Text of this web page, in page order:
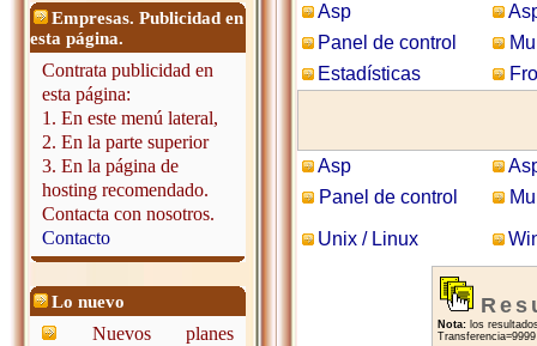
Empresas. Publicidad en
esta página.
Contrata publicidad en
esta página:
1. En este menú lateral,
2. En la parte superior
3. En la página de
hosting recomendado.
Contacta con nosotros.
Contacto
Lo nuevo
Nuevos planes
Asp
Panel de control
Estadísticas
Asp
Panel de control
Unix / Linux
Nota: los